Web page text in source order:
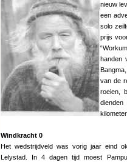
nieuw
een
solo
prijs
handen
van de
roeien,
Windkracht 0
Het wedstrijdveld was vorig jaar eind
Lelystad. In 4 dagen tijd moest